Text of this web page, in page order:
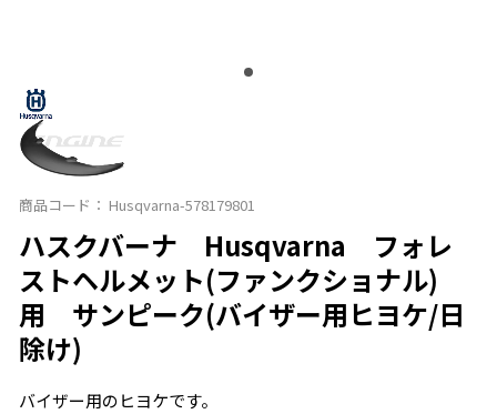
商品コード： Husqvarna-578179801
ハスクバーナ Husqvarna フォレ
ストヘルメット(ファンクショナル)
用 サンピーク(バイザー用ヒヨケ/日
除け)
バイザー用のヒヨケです。